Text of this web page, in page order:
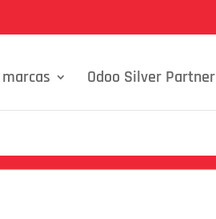
Odoo Silver Partner